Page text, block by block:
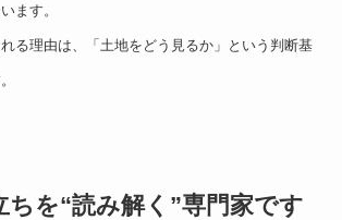
ます。
る理由は、「土地をどう見るか」という判断基
ちを“読み解く”専門家です